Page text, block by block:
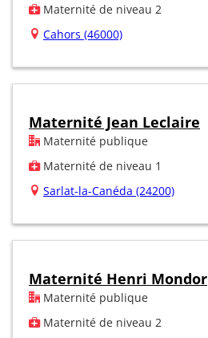
Maternité de niveau 2
Cahors (46000)
Maternité Jean Leclaire
Maternité publique
Maternité de niveau 1
Sarlat-la-Canéda (24200)
Maternité Henri Mondor
Maternité publique
Maternité de niveau 2